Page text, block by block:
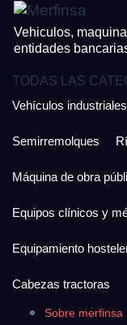
Vehiculos,
entidades
Sobre merfinsa
TODAS LAS
Vehículos industriales
Semirremolques
Máquina de obra
Equipos clínicos y
Equipamiento
Cabezas tractoras
continuación confirma